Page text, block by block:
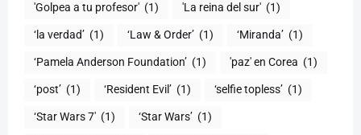
'Golpea a tu profesor' (1) 'La reina del sur' (1)
‘la verdad’ (1) ‘Law & Order’ (1) ‘Miranda’ (1)
‘Pamela Anderson Foundation’ (1) 'paz' en Corea (1)
‘post’ (1) ‘Resident Evil’ (1) ‘selfie topless’ (1)
‘Star Wars 7′ (1) ‘Star Wars’ (1)